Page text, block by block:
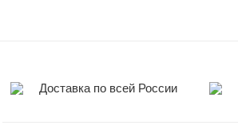
Доставка по всей России